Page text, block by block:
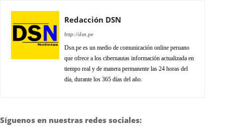
Redacción DSN
http://dsn.pe
Dsn.pe es un medio de comunicación online peruano
que ofrece a los cibernautas información actualizada en
tiempo real y de manera permanente las 24 horas del
día, durante los 365 días del año.
Síguenos en nuestras redes sociales: